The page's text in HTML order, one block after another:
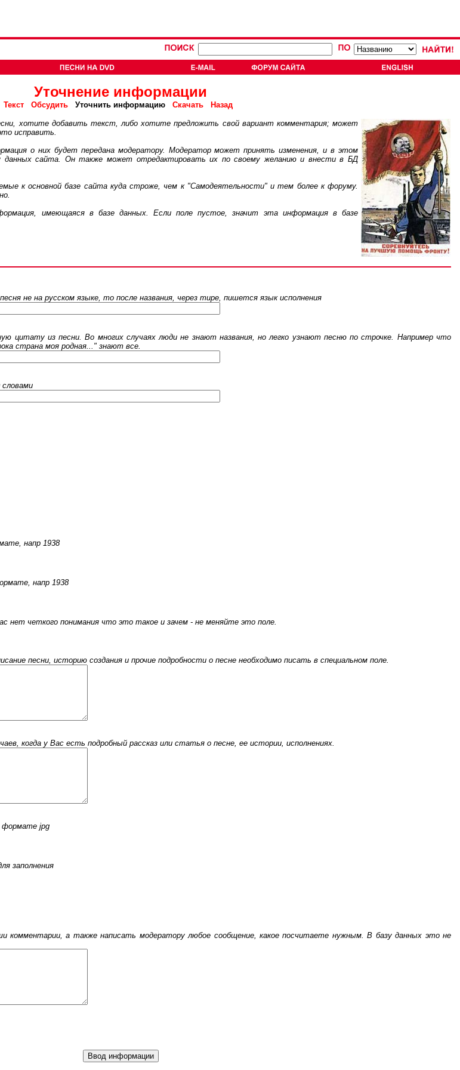
Уточнение информации
Текст Обсудить Уточнить информацию Скачать Назад
хотите добавить текст, либо хотите предложить свой вариант комментария; может
исправить.
о них будет передана модератору. Модератор может принять изменения, и в этом
данных сайта. Он также может отредактировать их по своему желанию и внести в БД
к основной базе сайта куда строже, чем к "Самодеятельности" и тем более к форуму.
имеющаяся в базе данных. Если поле пустое, значит эта информация в базе
не на русском языке, то после названия, через тире, пишется язык исполнения
цитату из песни. Во многих случаях люди не знают названия, но легко узнают песню по строчке. Например что
страна моя родная..." знают все.
словами
напр 1938
напр 1938
нет четкого понимания что это такое и зачем - не меняйте это поле.
песни, историю создания и прочие подробности о песне необходимо писать в специальном поле.
когда у Вас есть подробный рассказ или статья о песне, ее истории, исполнениях.
формате jpg
заполнения
а также написать модератору любое сообщение, какое посчитаете нужным. В базу данных это не